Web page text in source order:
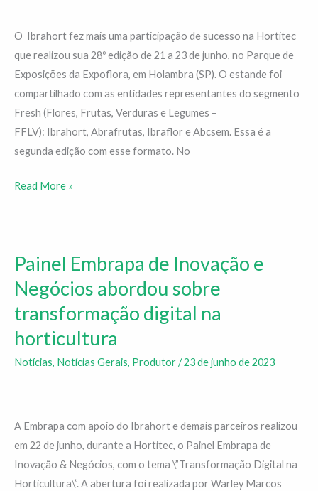
O Ibrahort fez mais uma participação de sucesso na Hortitec
que realizou sua 28º edição de 21 a 23 de junho, no Parque de
Exposições da Expoflora, em Holambra (SP). O estande foi
compartilhado com as entidades representantes do segmento
Fresh (Flores, Frutas, Verduras e Legumes –
FFLV): Ibrahort, Abrafrutas, Ibraflor e Abcsem. Essa é a
segunda edição com esse formato. No
Read More »
Painel Embrapa de Inovação e
Negócios abordou sobre
transformação digital na
horticultura
Notícias, Notícias Gerais, Produtor/23 de junho de 2023
A Embrapa com apoio do Ibrahort e demais parceiros realizou
em 22 de junho, durante a Hortitec, o Painel Embrapa de
Inovação & Negócios, com o tema \”Transformação Digital na
Horticultura\”. A abertura foi realizada por Warley Marcos
Painel
Embrapa
de
Inovação
e
Negócios
digital
na
horticultura